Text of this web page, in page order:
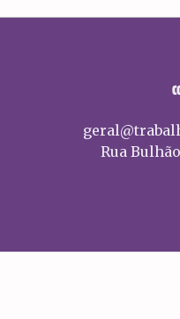
Rua